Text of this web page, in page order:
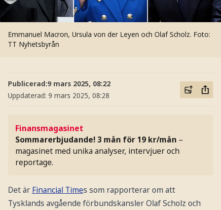
Emmanuel Macron, Ursula von der Leyen och Olaf Scholz. Foto:
TT Nyhetsbyrån
Publicerad:9 mars 2025, 08:22
Uppdaterad: 9 mars 2025, 08:28
Finansmagasinet
Sommarerbjudande! 3 mån för 19 kr/mån –
magasinet med unika analyser, intervjuer och
reportage.
Det är Financial Times som rapporterar om att
Tysklands avgående förbundskansler Olaf Scholz och